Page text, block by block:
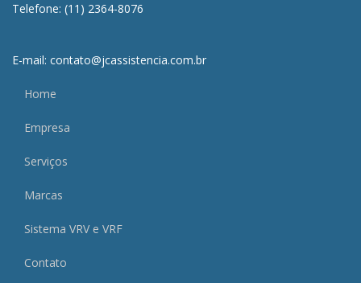
Telefone: (11) 2364-8076
E-mail: contato@jcassistencia.com.br
Home
Empresa
Serviços
Marcas
Sistema VRV e VRF
Contato